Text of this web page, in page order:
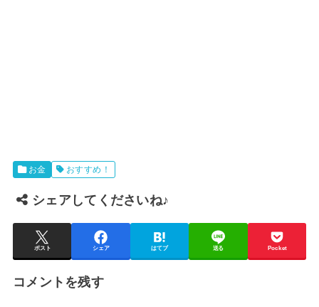
お金 おすすめ！
シェアしてくださいね♪
ポスト シェア はてブ 送る Pocket
コメントを残す